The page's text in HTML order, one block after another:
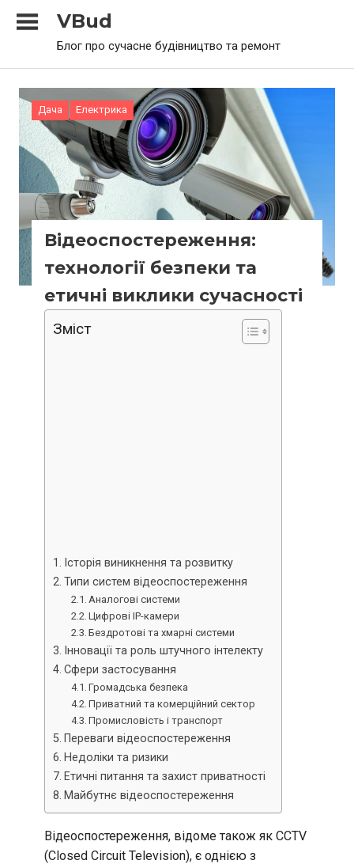
VBud
Блог про сучасне будівництво та ремонт
Дача Електрика
Відеоспостереження:
технології безпеки та
етичні виклики сучасності
Зміст
Історія виникнення та розвитку
Типи систем відеоспостереження
Аналогові системи
Цифрові IP-камери
Бездротові та хмарні системи
Інновації та роль штучного інтелекту
Сфери застосування
Громадська безпека
Приватний та комерційний сектор
Промисловість і транспорт
Переваги відеоспостереження
Недоліки та ризики
Етичні питання та захист приватності
Майбутнє відеоспостереження
Відеоспостереження, відоме також як CCTV
(Closed Circuit Television), є однією з